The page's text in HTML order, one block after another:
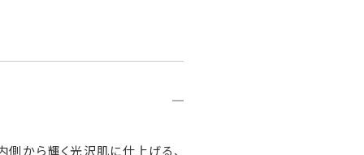
側から輝く光沢肌に仕上げる、